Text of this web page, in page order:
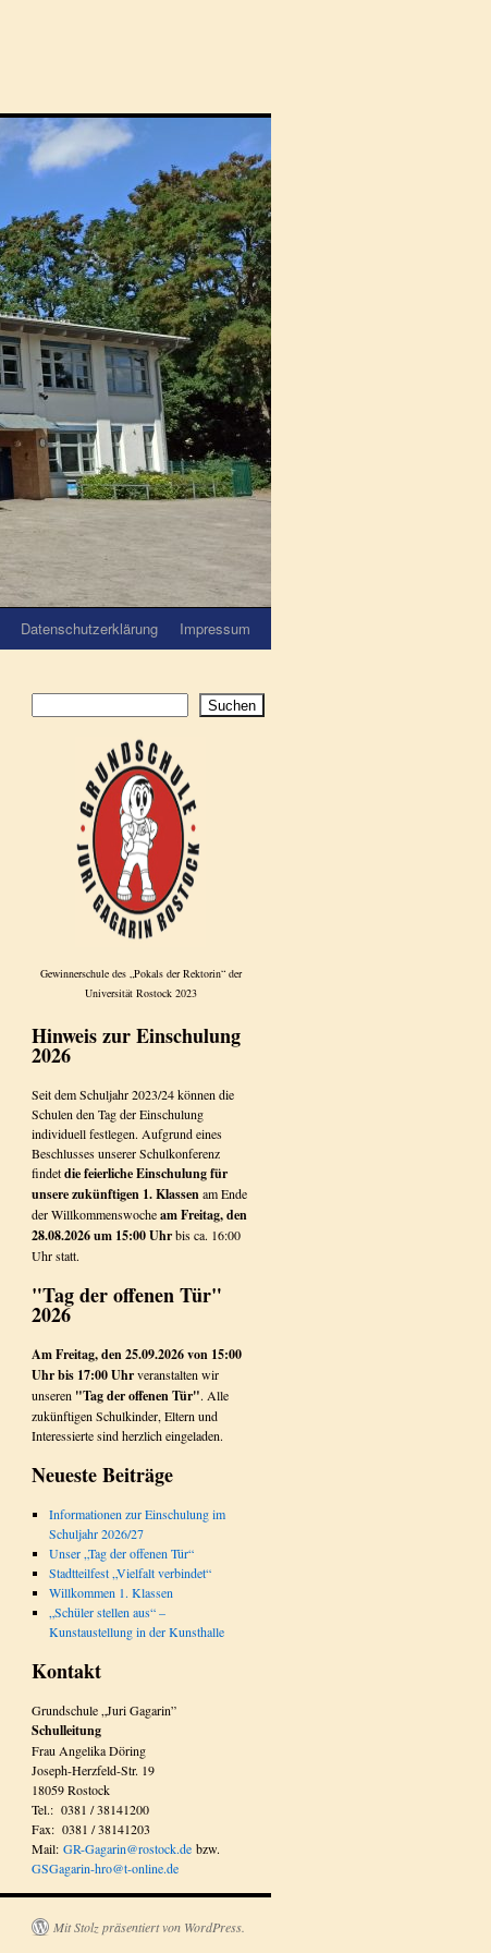
Datenschutzerklärung Impressum
Suchen
Gewinnerschule des „Pokals der Rektorin“ der
Universität Rostock 2023
Hinweis zur Einschulung
2026
Seit dem Schuljahr 2023/24 können die
Schulen den Tag der Einschulung
individuell festlegen. Aufgrund eines
Beschlusses unserer Schulkonferenz
findetdie feierliche Einschulung für
unsere zukünftigen 1. Klassenam Ende
der Willkommenswocheam Freitag, den
28.08.2026 um 15:00 Uhrbis ca. 16:00
Uhr statt.
"Tag der offenen Tür"
2026
Am Freitag, den 25.09.2026 von 15:00
Uhr bis 17:00 Uhrveranstalten wir
unseren "Tag der offenen Tür". Alle
zukünftigen Schulkinder, Eltern und
Interessierte sind herzlich eingeladen.
Neueste Beiträge
Informationen zur Einschulung im
Schuljahr 2026/27
Unser „Tag der offenen Tür“
Stadtteilfest „Vielfalt verbindet“
Willkommen 1. Klassen
„Schüler stellen aus“ –
Kunstaustellung in der Kunsthalle
Kontakt
Grundschule „Juri Gagarin”
Schulleitung
Frau Angelika Döring
Joseph-Herzfeld-Str. 19
18059 Rostock
Tel.: 0381 / 38141200
Fax: 0381 / 38141203
Mail: GR-Gagarin@rostock.de bzw.
GSGagarin-hro@t-online.de
Mit Stolz präsentiert von WordPress.